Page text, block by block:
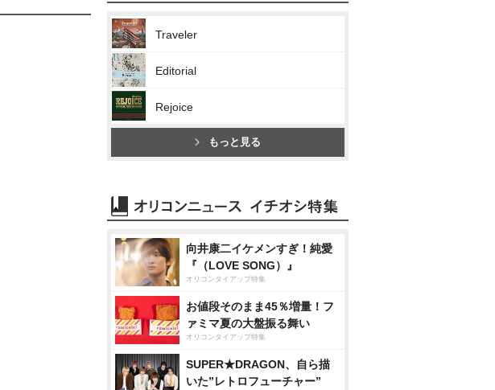
Traveler
Editorial
Rejoice
もっと見る
向井康二イケメンすぎ！純愛
『（LOVE SONG）』
オリコンタイアップ特集
お値段そのまま45％増量！フ
ァミマ夏の大盤振る舞い
オリコンタイアップ特集
SUPER★DRAGON、自ら描
いた”レトロフューチャー”